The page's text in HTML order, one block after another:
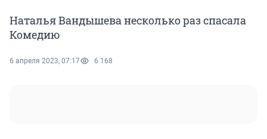
Наталья Вандышева несколько раз спасала
Комедию
6 апреля 2023, 07:17 6 168